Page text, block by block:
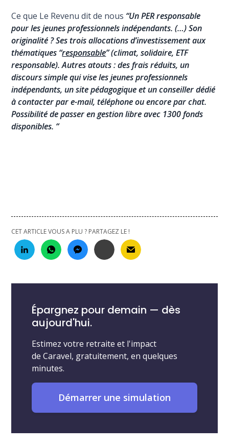
Ce que Le Revenu dit de nous “Un PER responsable
pour les jeunes professionnels indépendants. (…) Son
originalité ? Ses trois allocations d’investissement aux
thématiques “responsable” (climat, solidaire, ETF
responsable). Autres atouts : des frais réduits, un
discours simple qui vise les jeunes professionnels
indépendants, un site pédagogique et un conseiller dédié
à contacter par e-mail, téléphone ou encore par chat.
Possibilité de passer en gestion libre avec 1300 fonds
disponibles. “
CET ARTICLE VOUS A PLU ? PARTAGEZ LE !
Épargnez pour demain — dès
aujourd'hui.
Estimez votre retraite et l'impact
de Caravel, gratuitement, en quelques
minutes.
Démarrer une simulation